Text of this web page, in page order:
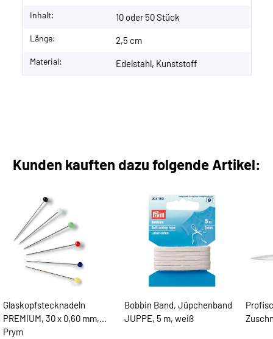
Inhalt: 10 oder 50 Stück
Länge: 2,5 cm
Material: Edelstahl, Kunststoff
Kunden kauften dazu folgende Artikel:
Glaskopfstecknadeln
PREMIUM, 30 x 0,60 mm,
Prym
Bobbin Band, Jüpchenband
JUPPE, 5 m, weiß